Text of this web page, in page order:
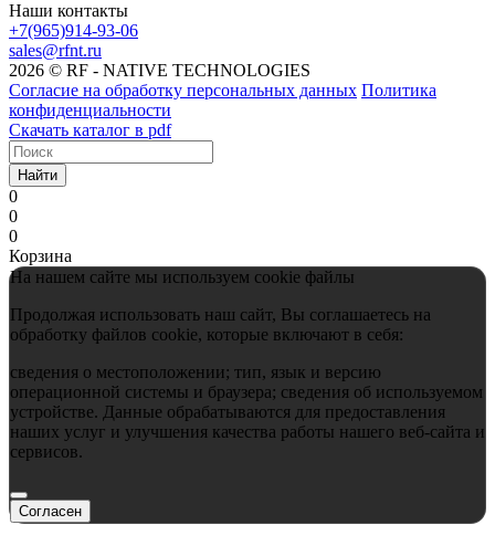
Наши контакты
+7(965)914-93-06
sales@rfnt.ru
2026 © RF - NATIVE TECHNOLOGIES
Согласие на обработку персональных данных Политика
конфиденциальности
Скачать каталог в pdf
Найти
0
0
0
Корзина
На нашем сайте мы используем cookie файлы
Продолжая использовать наш сайт, Вы соглашаетесь на
обработку файлов cookie, которые включают в себя:
сведения о местоположении; тип, язык и версию
операционной системы и браузера; сведения об используемом
устройстве. Данные обрабатываются для предоставления
наших услуг и улучшения качества работы нашего веб-сайта и
сервисов.
Согласен